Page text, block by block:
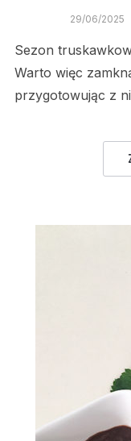
29/06/2025
Sezon
Warto więc
przygotowując z